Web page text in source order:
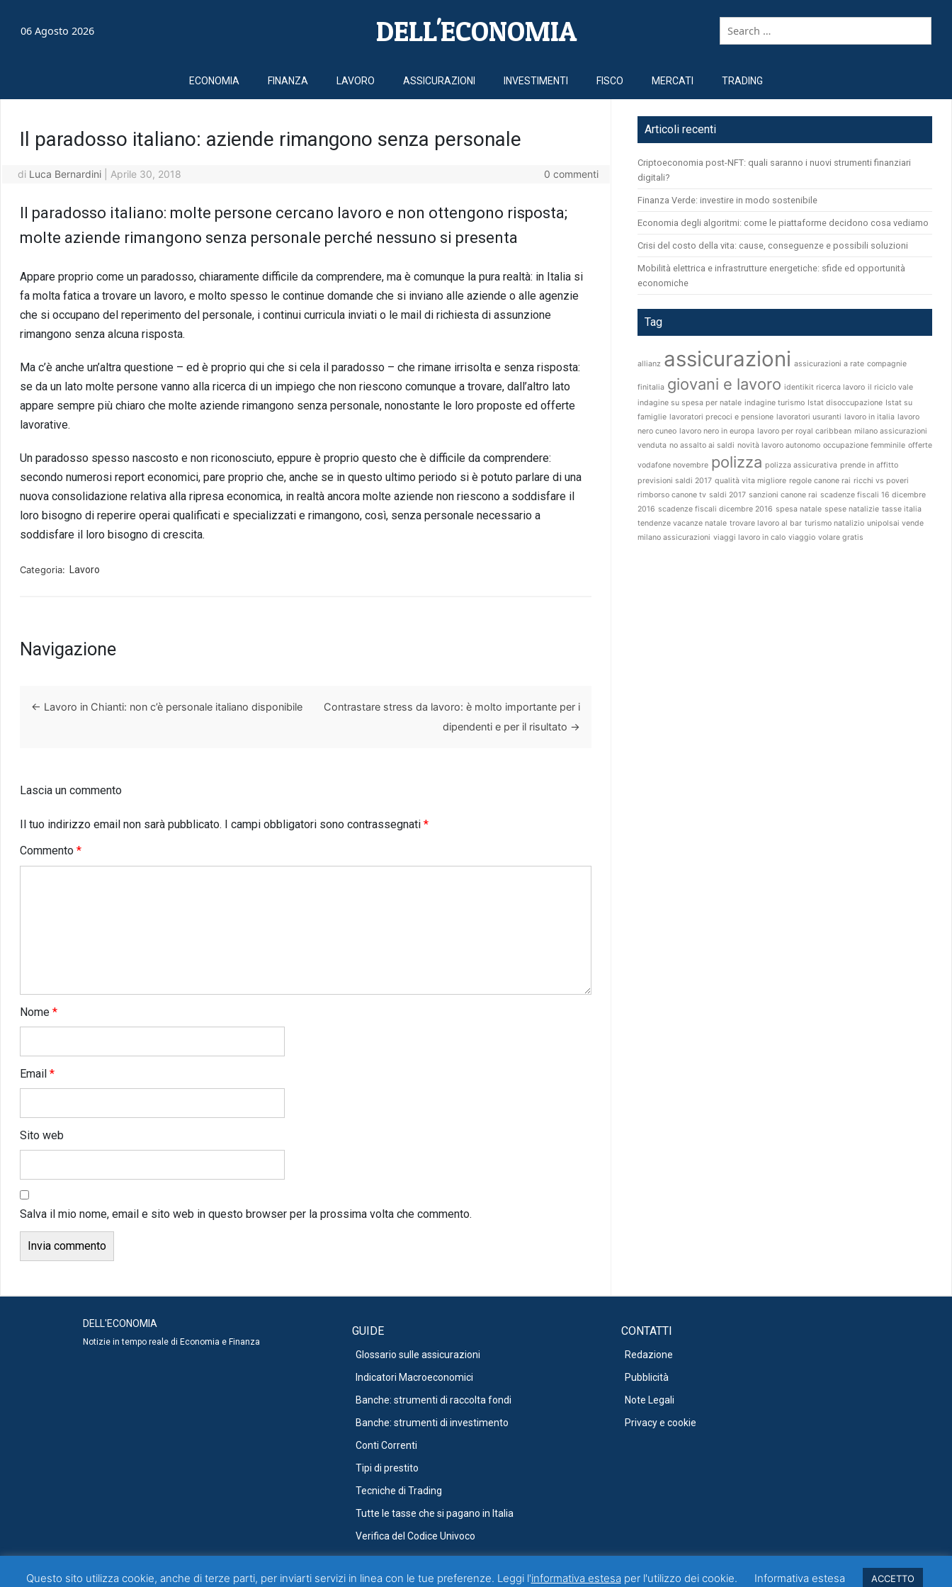
06 Agosto 2026 DELL'ECONOMIA
ECONOMIA FINANZA LAVORO ASSICURAZIONI INVESTIMENTI FISCO MERCATI TRADING
Il paradosso italiano: aziende rimangono senza personale
di Luca Bernardini Aprile 30, 2018 0 commenti
Il paradosso italiano: molte persone cercano lavoro e non ottengono risposta;
molte aziende rimangono senza personale perché nessuno si presenta
Appare proprio come un paradosso, chiaramente difficile da comprendere, ma è comunque la pura realtà: in Italia si
fa molta fatica a trovare un lavoro, e molto spesso le continue domande che si inviano alle aziende o alle agenzie
che si occupano del reperimento del personale, i continui curricula inviati o le mail di richiesta di assunzione
rimangono senza alcuna risposta.
Ma c’è anche un’altra questione – ed è proprio qui che si cela il paradosso – che rimane irrisolta e senza risposta:
se da un lato molte persone vanno alla ricerca di un impiego che non riescono comunque a trovare, dall’altro lato
appare sempre più chiaro che molte aziende rimangono senza personale, nonostante le loro proposte ed offerte
lavorative.
Un paradosso spesso nascosto e non riconosciuto, eppure è proprio questo che è difficile da comprendere:
secondo numerosi report economici, pare proprio che, anche se in questo ultimo periodo si è potuto parlare di una
nuova consolidazione relativa alla ripresa economica, in realtà ancora molte aziende non riescono a soddisfare il
loro bisogno di reperire operai qualificati e specializzati e rimangono, così, senza personale necessario a
soddisfare il loro bisogno di crescita.
Categoria: Lavoro
Navigazione
← Lavoro in Chianti: non c’è personale italiano disponibile
Contrastare stress da lavoro: è molto importante per i
dipendenti e per il risultato →
Lascia un commento
Il tuo indirizzo email non sarà pubblicato. I campi obbligatori sono contrassegnati *
Commento *
Nome *
Email *
Sito web
Salva il mio nome, email e sito web in questo browser per la prossima volta che commento.
Articoli recenti
Criptoeconomia post-NFT: quali saranno i nuovi strumenti finanziari
digitali?
Finanza Verde: investire in modo sostenibile
Economia degli algoritmi: come le piattaforme decidono cosa vediamo
Crisi del costo della vita: cause, conseguenze e possibili soluzioni
Mobilità elettrica e infrastrutture energetiche: sfide ed opportunità
economiche
Tag
allianz assicurazioni assicurazioni a rate compagnie
finitalia giovani e lavoro identikit ricerca lavoro il riciclo vale
indagine su spesa per natale indagine turismo Istat disoccupazione Istat su
famiglie lavoratori precoci e pensione lavoratori usuranti lavoro in italia lavoro
nero cuneo lavoro nero in europa lavoro per royal caribbean milano assicurazioni
venduta no assalto ai saldi novità lavoro autonomo occupazione femminile offerte
vodafone novembre polizza polizza assicurativa prende in affitto
previsioni saldi 2017 qualità vita migliore regole canone rai ricchi vs poveri
rimborso canone tv saldi 2017 sanzioni canone rai scadenze fiscali 16 dicembre
2016 scadenze fiscali dicembre 2016 spesa natale spese natalizie tasse italia
tendenze vacanze natale trovare lavoro al bar turismo natalizio unipolsai vende
milano assicurazioni viaggi lavoro in calo viaggio volare gratis
DELL'ECONOMIA
Notizie in tempo reale di Economia e Finanza
GUIDE
Glossario sulle assicurazioni
Indicatori Macroeconomici
Banche: strumenti di raccolta fondi
Banche: strumenti di investimento
Conti Correnti
Tipi di prestito
Tecniche di Trading
Tutte le tasse che si pagano in Italia
Verifica del Codice Univoco
CONTATTI
Redazione
Pubblicità
Note Legali
Privacy e cookie
Questo sito utilizza cookie, anche di terze parti, per inviarti servizi in linea con le tue preferenze. Leggi l'informativa estesa per l'utilizzo dei cookie. Informativa estesa ACCETTO